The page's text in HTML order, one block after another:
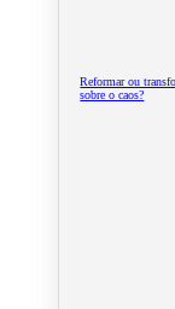
Reformar ou
sobre o caos?